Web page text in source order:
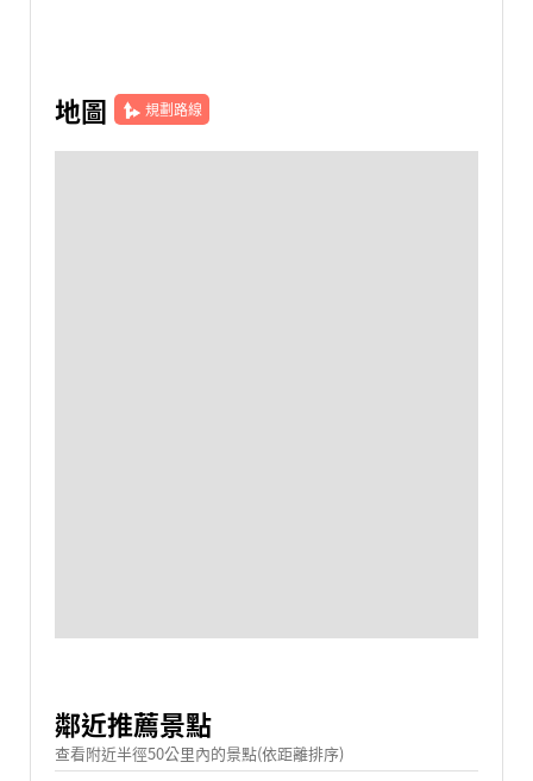
地圖 規劃路線
鄰近推薦景點
查看附近半徑50公里內的景點(依距離排序)